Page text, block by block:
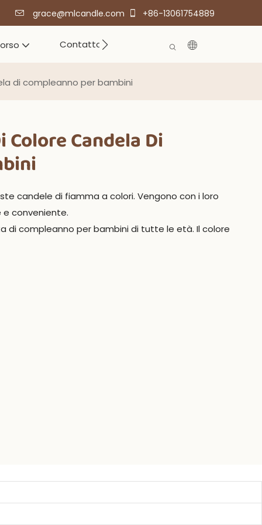
grace@mlcandle.com +86-13061754889
Contatto
di compleanno per bambini
Colore Candela Di
candele di fiamma a colori. Vengono con i loro
conveniente.
di compleanno per bambini di tutte le età. Il colore